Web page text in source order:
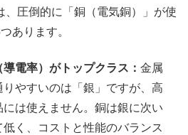
圧倒的に「銅（電気銅）」が使
あります。
電率）がトップクラス：金属
やすいのは「銀」ですが、高
は使えません。銅は銀に次い
く、コストと性能のバランス